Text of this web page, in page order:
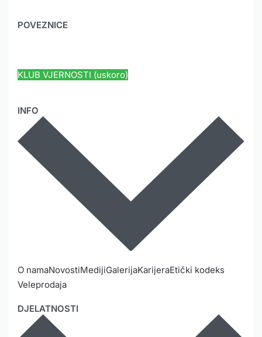
DJELATNOSTI
INFO
O namaNovostiMedijiGalerijaKarijeraEtički kodeks
Veleprodaja
POVEZNICE
KLUB VJERNOSTI (uskoro)